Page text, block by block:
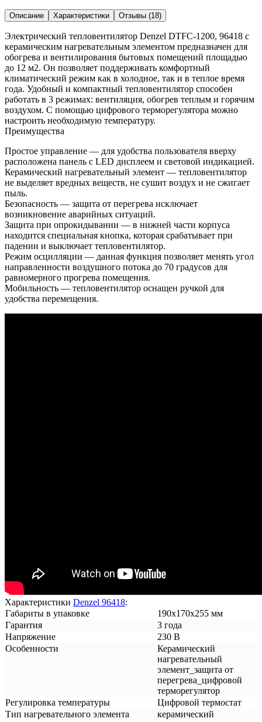
Описание Характеристики Отзывы (18)
Электрический тепловентилятор Denzel DTFC-1200, 96418 с
керамическим нагревательным элементом предназначен для
обогрева и вентилирования бытовых помещений площадью
до 12 м2. Он позволяет поддерживать комфортный
климатический режим как в холодное, так и в теплое время
года. Удобный и компактный тепловентилятор способен
работать в 3 режимах: вентиляция, обогрев теплым и горячим
воздухом. С помощью цифрового терморегулятора можно
настроить необходимую температуру.
Преимущества
Простое управление — для удобства пользователя вверху
расположена панель с LED дисплеем и световой индикацией.
Керамический нагревательный элемент — тепловентилятор
не выделяет вредных веществ, не сушит воздух и не сжигает
пыль.
Безопасность — защита от перегрева исключает
возникновение аварийных ситуаций.
Защита при опрокидывании — в нижней части корпуса
находится специальная кнопка, которая срабатывает при
падении и выключает тепловентилятор.
Режим осцилляции — данная функция позволяет менять угол
направленности воздушного потока до 70 градусов для
равномерного прогрева помещения.
Мобильность — тепловентилятор оснащен ручкой для
удобства перемещения.
Характеристики Denzel 96418:
Габариты в упаковке
190х170х255 мм
Гарантия
3 года
Напряжение
230 В
Особенности
Керамический
нагревательный
элемент_защита от
перегрева_цифровой
терморегулятор
Регулировка температуры
Цифровой термостат
Тип нагревательного элемента
керамический